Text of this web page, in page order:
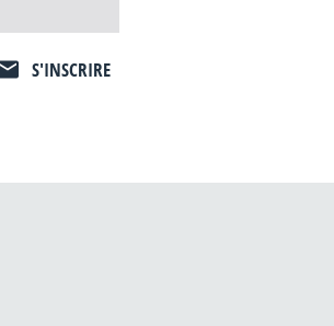
S'INSCRIRE